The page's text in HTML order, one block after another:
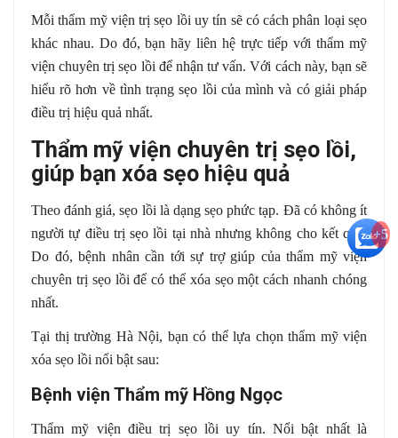
Mỗi thẩm mỹ viện trị sẹo lồi uy tín sẽ có cách phân loại sẹo
khác nhau. Do đó, bạn hãy liên hệ trực tiếp với thẩm mỹ
viện chuyên trị sẹo lồi để nhận tư vấn. Với cách này, bạn sẽ
hiểu rõ hơn về tình trạng sẹo lồi của mình và có giải pháp
điều trị hiệu quả nhất.
Thẩm mỹ viện chuyên trị sẹo lồi,
giúp bạn xóa sẹo hiệu quả
Theo đánh giá, sẹo lồi là dạng sẹo phức tạp. Đã có không ít
người tự điều trị sẹo lồi tại nhà nhưng không cho kết quả.
Do đó, bệnh nhân cần tới sự trợ giúp của thẩm mỹ viện
chuyên trị sẹo lồi để có thể xóa sẹo một cách nhanh chóng
nhất.
Tại thị trường Hà Nội, bạn có thể lựa chọn thẩm mỹ viện
xóa sẹo lồi nổi bật sau:
Bệnh viện Thẩm mỹ Hồng Ngọc
Thẩm mỹ viện điều trị sẹo lồi uy tín. Nổi bật nhất là
+5